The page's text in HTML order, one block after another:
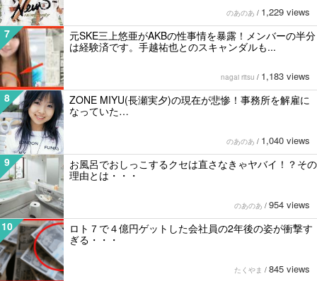
のあのあ / 1,229 views
7
元SKE三上悠亜がAKBの性事情を暴露！メンバーの半分
は経験済です。手越祐也とのスキャンダルも...
nagai ritsu / 1,183 views
8
ZONE MIYU(長瀬実夕)の現在が悲惨！事務所を解雇に
なっていた…
のあのあ / 1,040 views
9
お風呂でおしっこするクセは直さなきゃヤバイ！？その
理由とは・・・
のあのあ / 954 views
10
ロト７で４億円ゲットした会社員の2年後の姿が衝撃す
ぎる・・・
たくやま / 845 views